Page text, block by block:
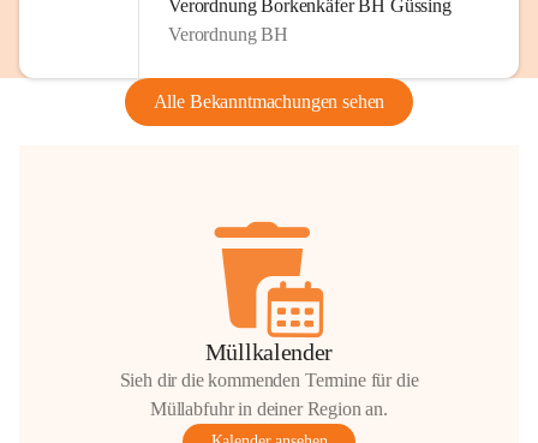
Verordnung Borkenkäfer BH Güssing
Verordnung BH
Alle Bekanntmachungen sehen
Müllkalender
Sieh dir die kommenden Termine für die
Müllabfuhr in deiner Region an.